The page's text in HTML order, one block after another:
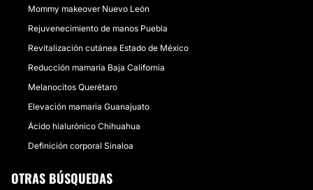
Mommy makeover Nuevo León
Rejuvenecimiento de manos Puebla
Revitalización cutánea Estado de México
Reducción mamaria Baja California
Melanocitos Querétaro
Elevación mamaria Guanajuato
Ácido hialurónico Chihuahua
Definición corporal Sinaloa
OTRAS BÚSQUEDAS